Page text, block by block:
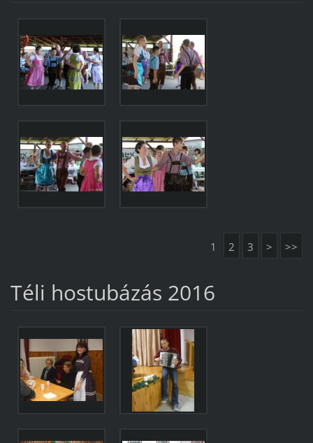
1 2 3 > >>
Téli hostubázás 2016